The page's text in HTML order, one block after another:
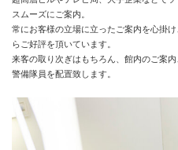
スムーズにご案内。
常にお客様の立場に立ったご案内を心掛
らご好評を頂いています。
来客の取り次ぎはもちろん、館内のご案
警備隊員を配置致します。